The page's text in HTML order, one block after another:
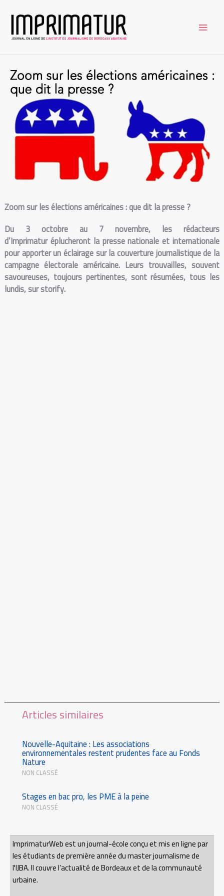
Zoom sur les élections américaines : que dit la presse ?
Du 3 octobre au 7 novembre, les rédacteurs
d’Imprimatur éplucheront la presse nationale et internationale
pour apporter un éclairage sur la couverture journalistique de la
campagne électorale américaine. Leurs trouvailles, souvent
savoureuses, toujours pertinentes, sont résumées, tous les
lundis, sur storify.
Articles similaires
Nouvelle-Aquitaine : Les associations
environnementales restent prudentes face au Fonds
Nature
NON CLASSÉ
Stages en bac pro, les PME à la peine
NON CLASSÉ
ImprimaturWeb est un journal-école conçu et mis en ligne par
les étudiants de première année du master journalisme de
l'IJBA. Il couvre l’actualité de Bordeaux et de la communauté
urbaine.